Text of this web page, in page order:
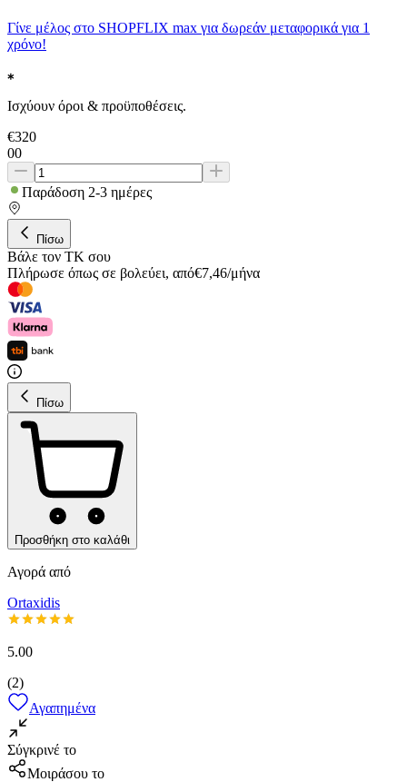
Γίνε μέλος στο SHOPFLIX max για δωρεάν μεταφορικά για 1
χρόνο!
Ισχύουν όροι & προϋποθέσεις.
€320
00
Παράδοση 2-3 ημέρες
Πίσω
Βάλε τον ΤΚ σου
Πλήρωσε όπως σε βολεύει, από€7,46/μήνα
Πίσω
Προσθήκη στο καλάθι
Αγορά από
Ortaxidis
5.00
(2)
Αγαπημένα
Σύγκρινέ το
Μοιράσου το